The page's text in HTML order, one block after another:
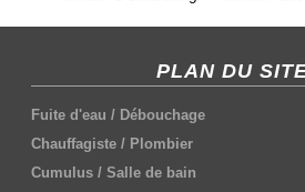
PLAN DU
Fuite d'eau / Débouchage
Chauffagiste / Plombier
Cumulus /Salle de bain